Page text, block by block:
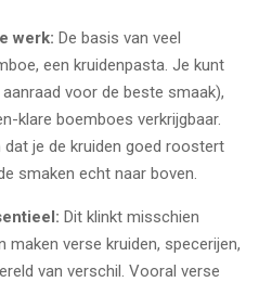
werk: De basis van veel
een kruidenpasta. Je kunt
voor de beste smaak),
klare boemboes verkrijgbaar.
je de kruiden goed roostert
smaken echt naar boven.
Dit klinkt misschien
maken verse kruiden, specerijen,
van verschil. Vooral verse